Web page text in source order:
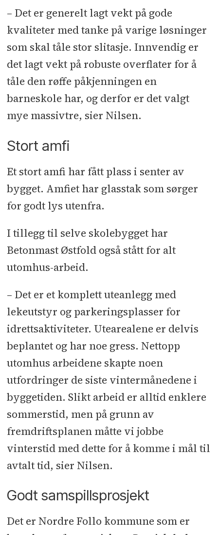
Multiconsult l RIB: Rambøll l RIG:
RIGeo l ITB: PPM Prosjekt l RIV:
Structor Tekniske Systemer l RIE:
Elprosjekt
UE og lev:Maling, gulvlegging,
behandling massivtre: Artea
Malermester
SplitkonlSparkling: Avrett­ing
Epoxy Betong ServicelFallsikring:
FallsikkerhetlSkilt og foliering:
Focusneo lBlikkenslager: Follo Tak
lTømrer innvendig: GST
ByggmonteringlElektro: Hako
ElektrolHimlinger: Indunor
Taktekker: Isotak Bygg l
Ventilasjon:
Klima ØstlBetongarbeid: POB
Entreprenør, KonstruktonlFlis: Lars
Aarum l Lett-tak: Lett-tak Systemerl
Lås og beslag: Lexow Låsservicel
Dører og vinduer: Maxbol
Teglmuring: Mjøndalen Mur og Puss
lGlass/alu: Moss Glass og Fasadel
Branntetting og fuging: Mr. Fug
Heis: OronalAutomasjon: Pascal
Automasjonl Solceller:
Solcellespesialisten
metall­arbeid: Stål og Glassl
ProsjektinnredningerlNett rundt
– Det er generelt lagt vekt på gode
kvaliteter med tanke på varige løsninger
som skal tåle stor slitasje. Innvendig er
det lagt vekt på robuste overflater for å
tåle den røffe påkjenningen en
barneskole har, og derfor er det valgt
mye massivtre, sier Nilsen.
Stort amfi
Et stort amfi har fått plass i senter av
bygget. Amfiet har glasstak som sørger
for godt lys utenfra.
I tillegg til selve skolebygget har
Betonmast Østfold også stått for alt
utomhus-arbeid.
– Det er et komplett uteanlegg med
lekeutstyr og parkeringsplasser for
idrettsaktiviteter. Utearealene er delvis
beplantet og har noe gress. Nettopp
utomhus arbeidene skapte noen
utfordringer de siste vintermånedene i
byggetiden. Slikt arbeid er alltid enklere
sommerstid, men på grunn av
fremdriftsplanen måtte vi jobbe
vinterstid med dette for å komme i mål til
avtalt tid, sier Nilsen.
Godt samspillsprosjekt
Det er Nordre Follo kommune som er